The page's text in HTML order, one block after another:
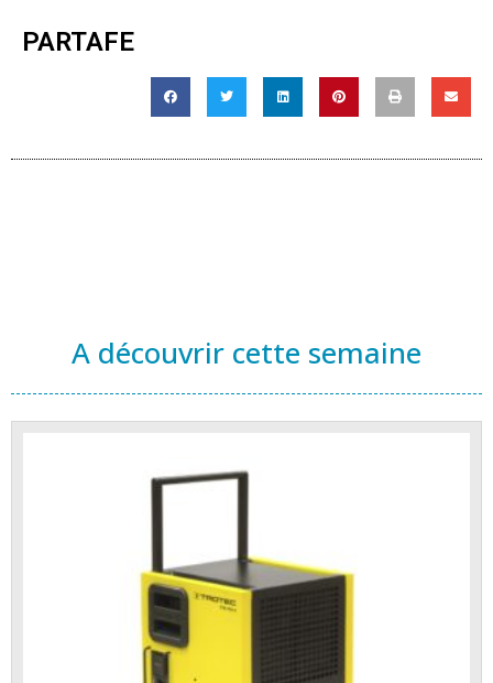
PARTAFE
A découvrir cette semaine